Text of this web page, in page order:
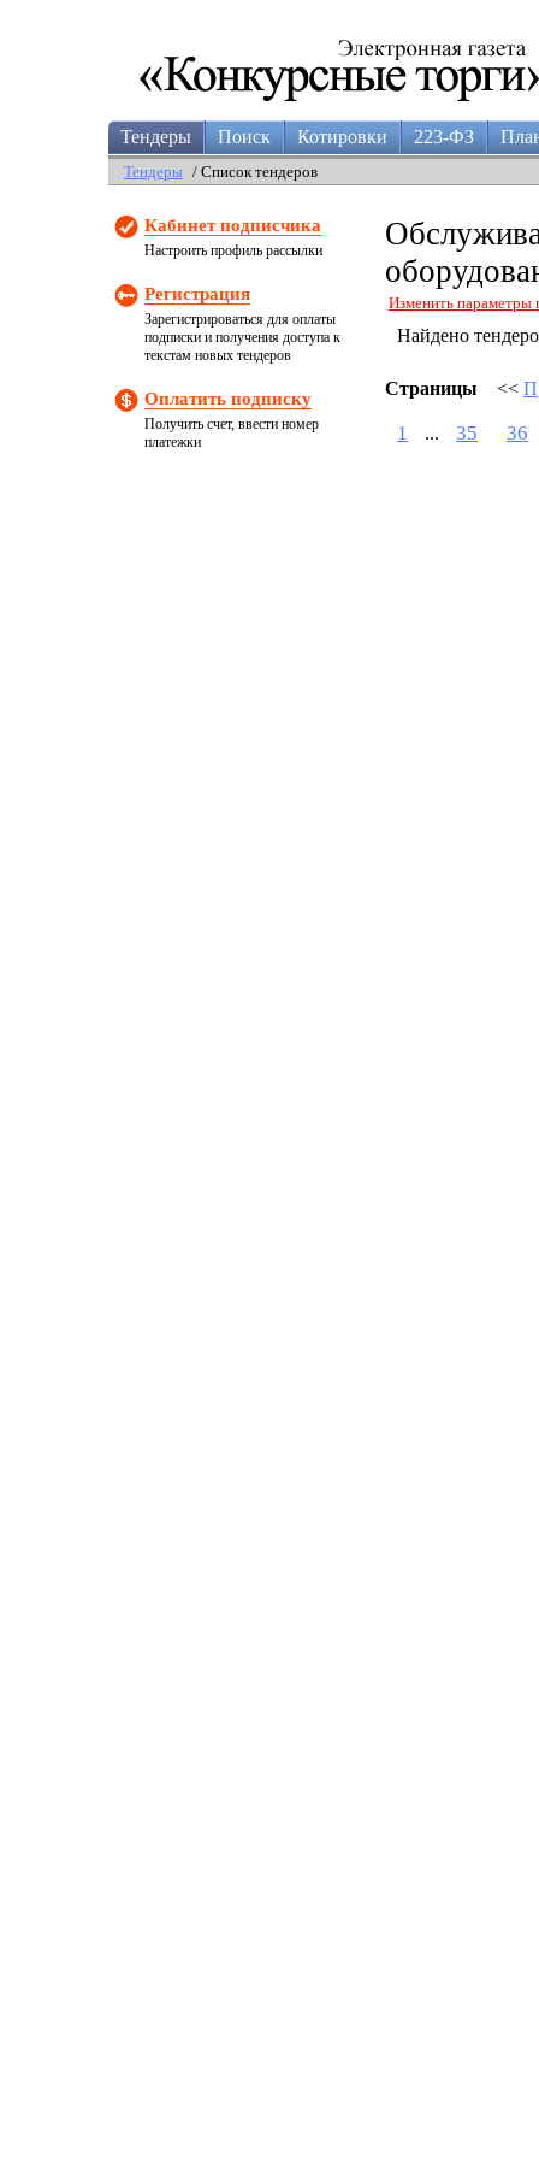
Тендеры Поиск Котировки 223-ФЗ
Тендеры / Список тендеров
Кабинет подписчика
Настроить профиль рассылки
Регистрация
Зарегистрироваться для оплаты
подписки и получения доступа к
текстам новых тендеров
Оплатить подписку
Получить счет, ввести номер
платежки
Изменить параметры
Найдено
Страницы <<
1 ... 35 36